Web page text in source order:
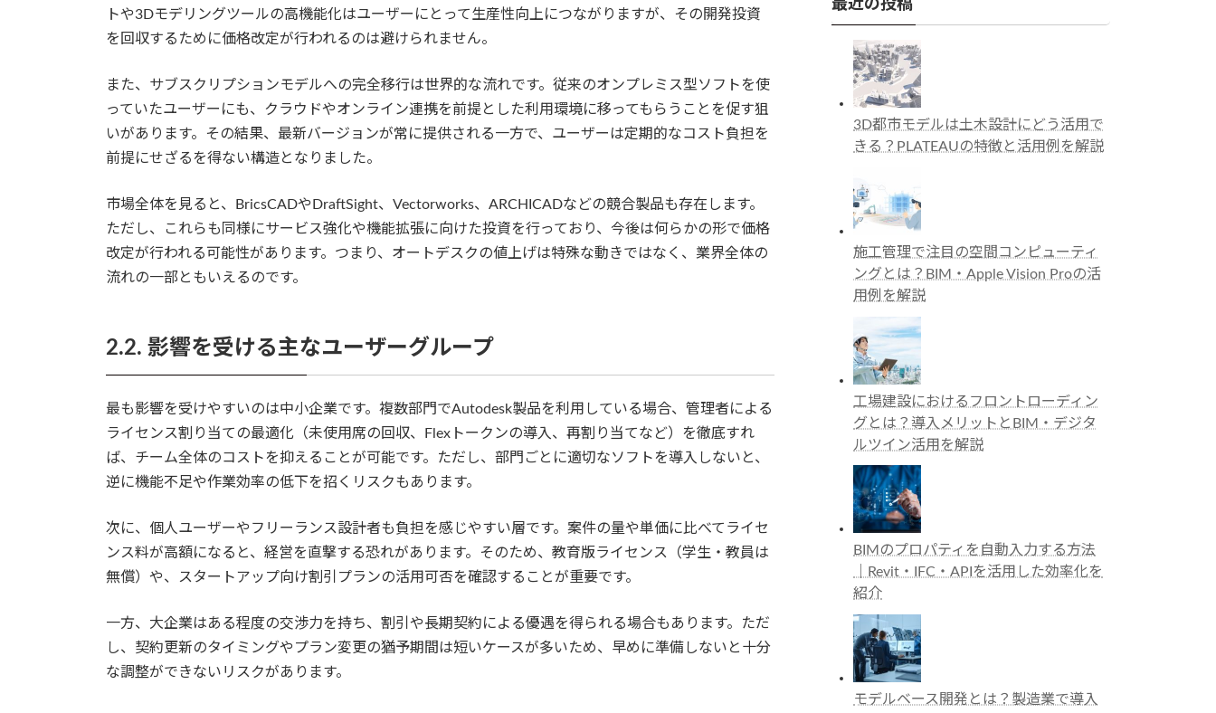
トや3Dモデリングツールの高機能化はユーザーにとって生産性向上につながりますが、その開発投資
を回収するために価格改定が行われるのは避けられません。
また、サブスクリプションモデルへの完全移行は世界的な流れです。従来のオンプレミス型ソフトを使
っていたユーザーにも、クラウドやオンライン連携を前提とした利用環境に移ってもらうことを促す狙
いがあります。その結果、最新バージョンが常に提供される一方で、ユーザーは定期的なコスト負担を
前提にせざるを得ない構造となりました。
市場全体を見ると、BricsCADやDraftSight、Vectorworks、ARCHICADなどの競合製品も存在します。
ただし、これらも同様にサービス強化や機能拡張に向けた投資を行っており、今後は何らかの形で価格
改定が行われる可能性があります。つまり、オートデスクの値上げは特殊な動きではなく、業界全体の
流れの一部ともいえるのです。
2.2. 影響を受ける主なユーザーグループ
最も影響を受けやすいのは中小企業です。複数部門でAutodesk製品を利用している場合、管理者による
ライセンス割り当ての最適化（未使用席の回収、Flexトークンの導入、再割り当てなど）を徹底すれ
ば、チーム全体のコストを抑えることが可能です。ただし、部門ごとに適切なソフトを導入しないと、
逆に機能不足や作業効率の低下を招くリスクもあります。
次に、個人ユーザーやフリーランス設計者も負担を感じやすい層です。案件の量や単価に比べてライセ
ンス料が高額になると、経営を直撃する恐れがあります。そのため、教育版ライセンス（学生・教員は
無償）や、スタートアップ向け割引プランの活用可否を確認することが重要です。
一方、大企業はある程度の交渉力を持ち、割引や長期契約による優遇を得られる場合もあります。ただ
し、契約更新のタイミングやプラン変更の猶予期間は短いケースが多いため、早めに準備しないと十分
な調整ができないリスクがあります。
最近の投稿
3D都市モデルは土木設計にどう活用で
きる？PLATEAUの特徴と活用例を解説
施工管理で注目の空間コンピューティ
ングとは？BIM・Apple Vision Proの活
用例を解説
工場建設におけるフロントローディン
グとは？導入メリットとBIM・デジタ
ルツイン活用を解説
BIMのプロパティを自動入力する方法
｜Revit・IFC・APIを活用した効率化を
紹介
モデルベース開発とは？製造業で導入